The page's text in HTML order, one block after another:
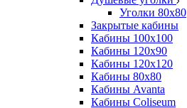
Уголки 80х80
Закрытые кабины
Кабины 100x100
Кабины 120x90
Кабины 120х120
Кабины 80х80
Кабины Avanta
Кабины Coliseum